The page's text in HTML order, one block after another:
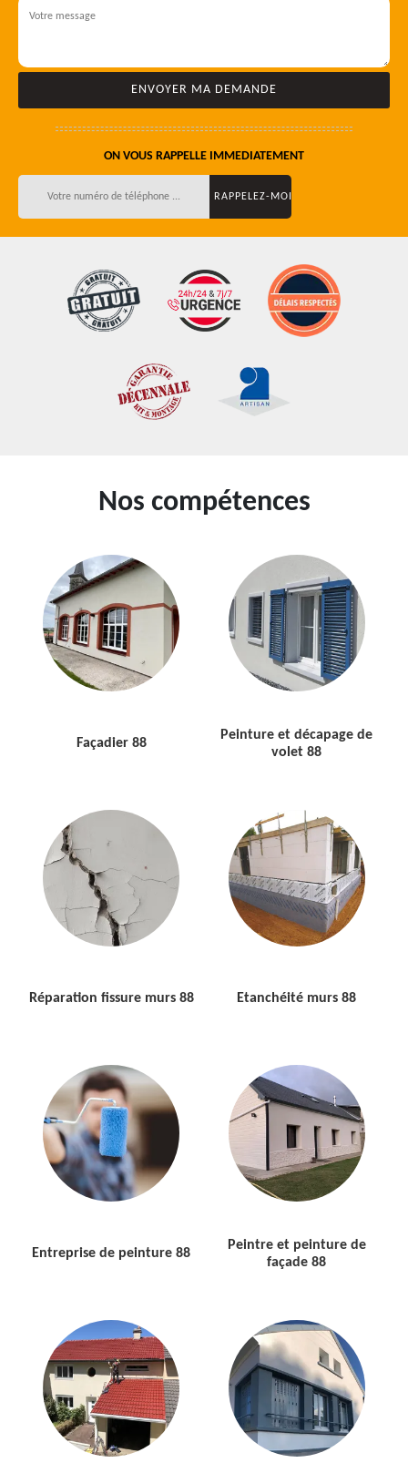
ON VOUS RAPPELLE IMMEDIATEMENT
Nos compétences
Façadier 88
Peinture et décapage de
volet 88
Réparation fissure murs 88 Etanchéité murs 88
Entreprise de peinture 88
Peintre et peinture de
façade 88